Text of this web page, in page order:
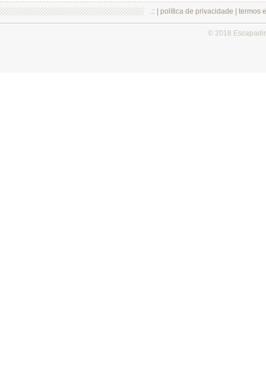
.:: | política de privacidade termos
© 2018